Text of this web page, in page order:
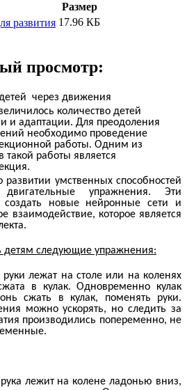
Размер
развития 17.96 КБ
просмотр:
через движения
количество детей
и адаптации. Для преодоления
необходимо проведение
работы. Одним из
работы является
умственных способностей
упражнения. Эти
создать новые нейронные сети и
взаимодействие, которое является
следующие упражнения:
лежат на столе или на коленях
в кулак. Одновременно кулак
сжать в кулак, поменять руки.
можно ускорять, но следить за
производились попеременно, не
лежит на колене ладонью вниз,